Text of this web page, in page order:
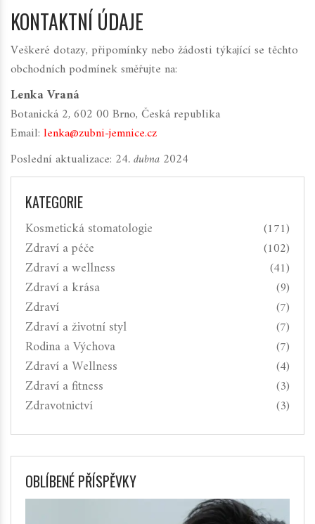
KONTAKTNÍ ÚDAJE
Veškeré dotazy, připomínky nebo žádosti týkající se těchto
obchodních podmínek směřujte na:
Lenka Vraná
Botanická 2, 602 00 Brno, Česká republika
Email: lenka@zubni-jemnice.cz
Poslední aktualizace: 24. dubna 2024
KATEGORIE
Kosmetická stomatologie (171)
Zdraví a péče (102)
Zdraví a wellness (41)
Zdraví a krása (9)
Zdraví (7)
Zdraví a životní styl (7)
Rodina a Výchova (7)
Zdraví a Wellness (4)
Zdraví a fitness (3)
Zdravotnictví (3)
OBLÍBENÉ PŘÍSPĚVKY